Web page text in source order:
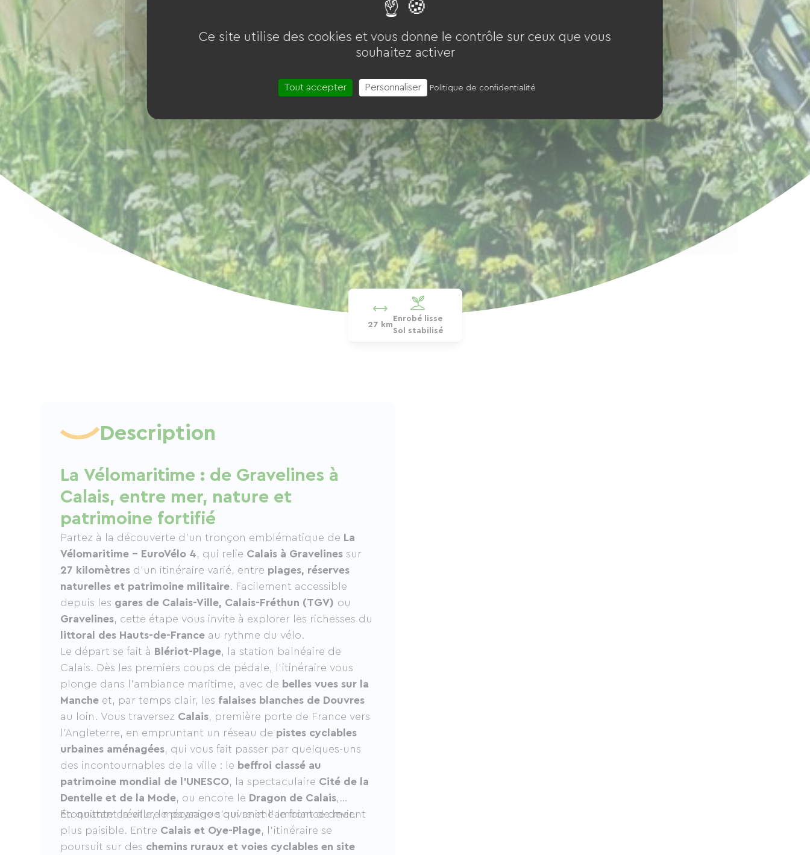
27 km
Enrobé lisse
Sol stabilisé
Description
La Vélomaritime : de Gravelines à
Calais, entre mer, nature et
patrimoine fortifié
Partez à la découverte d’un tronçon emblématique de La
Vélomaritime – EuroVélo 4, qui relie Calais à Gravelines sur
27 kilomètres d’un itinéraire varié, entre plages, réserves
naturelles et patrimoine militaire. Facilement accessible
depuis les gares de Calais-Ville, Calais-Fréthun (TGV) ou
Gravelines, cette étape vous invite à explorer les richesses du
littoral des Hauts-de-France au rythme du vélo.
Le départ se fait à Blériot-Plage, la station balnéaire de
Calais. Dès les premiers coups de pédale, l’itinéraire vous
plonge dans l’ambiance maritime, avec de belles vues sur la
Manche et, par temps clair, les falaises blanches de Douvres
au loin. Vous traversez Calais, première porte de France vers
l’Angleterre, en empruntant un réseau de pistes cyclables
urbaines aménagées, qui vous fait passer par quelques-uns
des incontournables de la ville : le beffroi classé au
patrimoine mondial de l’UNESCO, la spectaculaire Cité de la
Dentelle et de la Mode, ou encore le Dragon de Calais,
étonnante créature mécanique qui anime le front de mer.
En quittant la ville, le paysage s’ouvre et l’ambiance devient
plus paisible. Entre Calais et Oye-Plage, l’itinéraire se
poursuit sur des chemins ruraux et voies cyclables en site
Ce site utilise des cookies et vous donne le contrôle sur ceux que vous
souhaitez activer
Tout accepter Personnaliser Politique de confidentialité